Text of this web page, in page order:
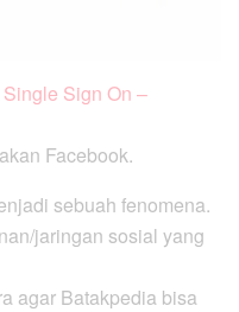
Single Sign On –
Facebook.
sebuah fenomena.
jaringan sosial yang
agar Batakpedia bisa